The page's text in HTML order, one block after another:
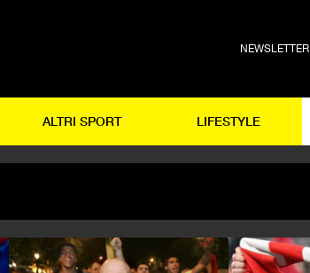
NEWSLETTER
ALTRI SPORT LIFESTYLE
CALCIO CALCIO